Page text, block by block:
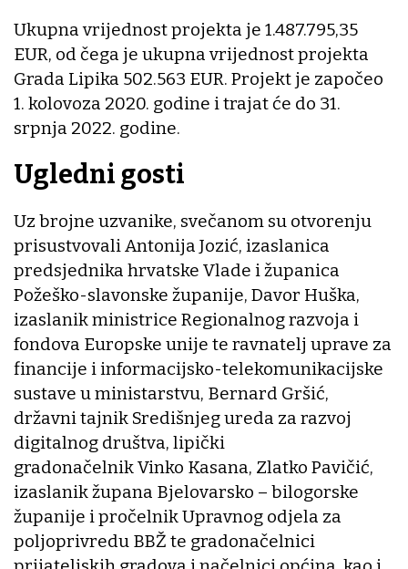
Ukupna vrijednost projekta je 1.487.795,35
EUR, od čega je ukupna vrijednost projekta
Grada Lipika 502.563 EUR. Projekt je započeo
1. kolovoza 2020. godine i trajat će do 31.
srpnja 2022. godine.
Ugledni gosti
Uz brojne uzvanike, svečanom su otvorenju
prisustvovali Antonija Jozić, izaslanica
predsjednika hrvatske Vlade i županica
Požeško-slavonske županije, Davor Huška,
izaslanik ministrice Regionalnog razvoja i
fondova Europske unije te ravnatelj uprave za
financije i informacijsko-telekomunikacijske
sustave u ministarstvu, Bernard Gršić,
državni tajnik Središnjeg ureda za razvoj
digitalnog društva, lipički
gradonačelnik Vinko Kasana, Zlatko Pavičić,
izaslanik župana Bjelovarsko – bilogorske
županije i pročelnik Upravnog odjela za
poljoprivredu BBŽ te gradonačelnici